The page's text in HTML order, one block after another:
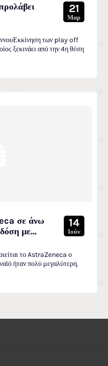
21
Μαρ
των play off
ξεκινάει από την 4η θέση
σε άνω
με...
14
Ιούν
το AstraZeneca ο
ήταν πολύ μεγαλύτερη.